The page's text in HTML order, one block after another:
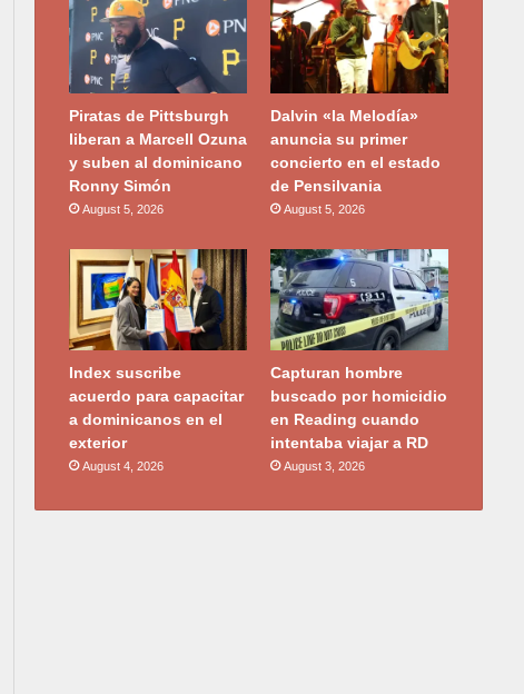
Piratas de Pittsburgh
liberan a Marcell Ozuna
y suben al dominicano
Ronny Simón
August 5, 2026
Dalvin «la Melodía»
anuncia su primer
concierto en el estado
de Pensilvania
August 5, 2026
Index suscribe
acuerdo para capacitar
a dominicanos en el
exterior
August 4, 2026
Capturan hombre
buscado por homicidio
en Reading cuando
intentaba viajar a RD
August 3, 2026